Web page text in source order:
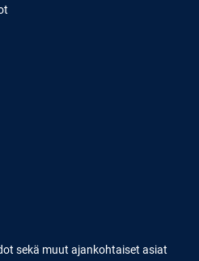
sekä muut ajankohtaiset asiat